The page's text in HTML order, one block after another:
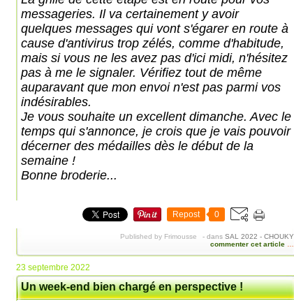
messageries. Il va certainement y avoir
quelques messages qui vont s'égarer en route à
cause d'antivirus trop zélés, comme d'habitude,
mais si vous ne les avez pas d'ici midi, n'hésitez
pas à me le signaler. Vérifiez tout de même
auparavant que mon envoi n'est pas parmi vos
indésirables.
Je vous souhaite un excellent dimanche. Avec le
temps qui s'annonce, je crois que je vais pouvoir
décerner des médailles dès le début de la
semaine !
Bonne broderie...
Repost 0
Published by Frimousse - dans SAL 2022 - CHOUKY
commenter cet article
23 septembre 2022
Un week-end bien chargé en perspective !